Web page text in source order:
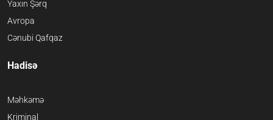
Yaxın Şərq
Avropa
Cənubi Qafqaz
Hadisə
Məhkəmə
Kriminal